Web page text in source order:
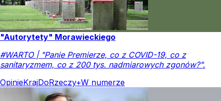
"Autorytety" Morawieckiego
#WARTO | "Panie Premierze, co z COVID-19, co z
sanitaryzmem, co z 200 tys. nadmiarowych zgonów?".
OpinieKrajDoRzeczy+W numerze